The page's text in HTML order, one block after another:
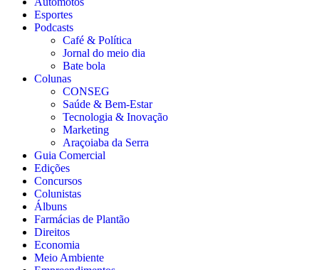
Esportes
Podcasts
Café & Política
Jornal do meio dia
Bate bola
Colunas
CONSEG
Saúde & Bem-Estar
Tecnologia & Inovação
Marketing
Araçoiaba da Serra
Guia Comercial
Edições
Concursos
Colunistas
Álbuns
Farmácias de Plantão
Direitos
Economia
Meio Ambiente